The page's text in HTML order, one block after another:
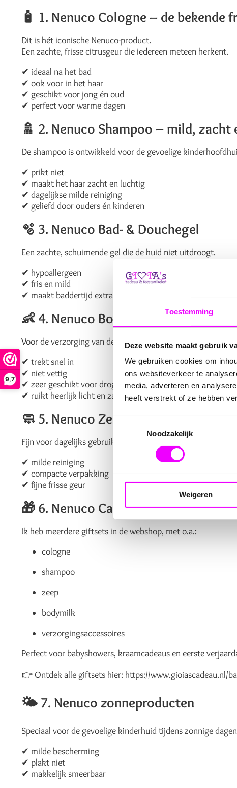
Toestemming
Deze website maakt gebruik
We gebruiken cookies om
ons websiteverkeer te
media, adverteren en
heeft verstrekt of ze hebben
Noodzakelijk
Weigeren
9,7
🧴 1. Nenuco Cologne – de bekende
Dit is hét iconische Nenuco-product.
Een zachte, frisse citrusgeur die iedereen meteen herkent.
✔ ideaal na het bad
✔ ook voor in het haar
✔ geschikt voor jong én oud
✔ perfect voor warme dagen
🚿 2. Nenuco Shampoo – mild,
De shampoo is ontwikkeld voor de gevoelige
✔ prikt niet
✔ maakt het haar zacht en luchtig
✔ dagelijkse milde reiniging
✔ geliefd door ouders én kinderen
🫧 3. Nenuco Bad- & Douchegel
Een zachte, schuimende gel die de huid niet uitdroogt.
✔ hypoallergeen
✔ fris en mild
✔ maakt baddertijd extra gezellig
👶 4. Nenuco Bodylotion & Bodymilk
Voor de verzorging van de kinderhuid.
✔ trekt snel in
✔ niet vettig
✔ zeer geschikt voor droge plekjes
✔ ruikt heerlijk licht en zacht
🧼 5. Nenuco Zeep & Handzeep
Fijn voor dagelijks gebruik en ideaal voor onderweg.
✔ milde reiniging
✔ compacte verpakking
✔ fijne frisse geur
🎁 6. Nenuco Cadeausets – ideaal
Ik heb meerdere giftsets in de webshop, met o.a.:
cologne
shampoo
zeep
bodymilk
verzorgingsaccessoires
Perfect voor babyshowers, kraamcadeaus en eerste
👉 Ontdek alle giftsets hier: https://www.gioiascadeau.nl/
🌤 7. Nenuco zonneproducten
Speciaal voor de gevoelige kinderhuid tijdens zonnige
✔ milde bescherming
✔ plakt niet
✔ makkelijk smeerbaar